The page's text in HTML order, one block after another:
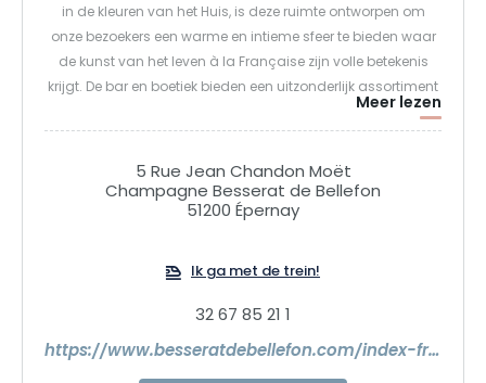
in de kleuren van het Huis, is deze ruimte ontworpen om
onze bezoekers een warme en intieme sfeer te bieden waar
de kunst van het leven à la Française zijn volle betekenis
krijgt. De bar en boetiek bieden een uitzonderlijk assortiment
Champagnes, waaronder de beroemde Cuvées des
Moines en de Réserve Collection, historische
handtekeningen van het Huis, om ter plaatse te proeven of
mee te nemen. Er wordt ook een selectie exclusieve artikelen
gewijd aan proeverij en gastronomie aangeboden.
Meer lezen
5 Rue Jean Chandon Moët
Champagne Besserat de Bellefon
51200 Épernay
Ik ga met de trein!
32 67 85 21 1
https://www.besseratdebellefon.com/index-fr.php